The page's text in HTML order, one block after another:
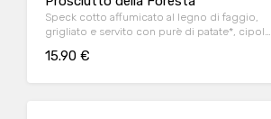
Speck cotto affumicato al legno di faggio,
grigliato e servito con purè di patate*, cipolla
Löwengrube.
15.90 €